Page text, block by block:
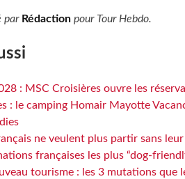
par Rédactionpour Tour Hebdo.
: MSC Croisières ouvre les
: le camping Homair Mayotte
ne veulent plus partir sans
françaises les plus “dog-
tourisme : les 3 mutations que